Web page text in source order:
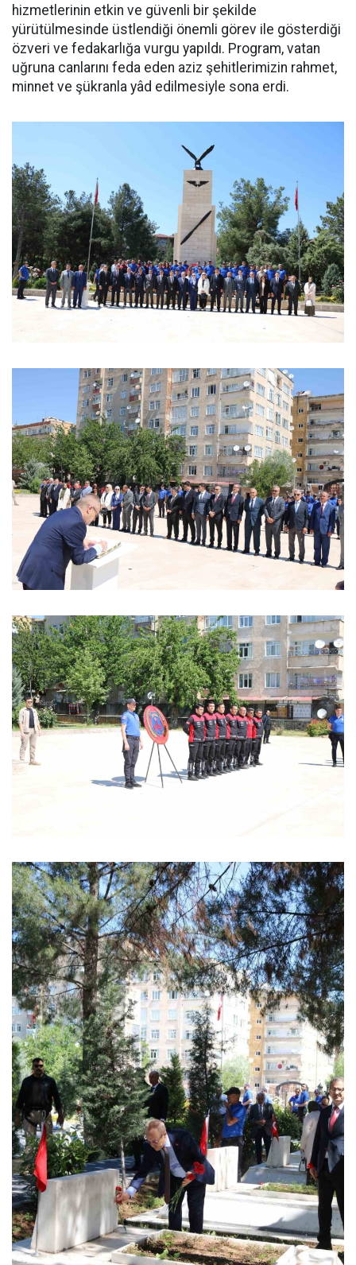
hizmetlerinin etkin ve güvenli bir şekilde
yürütülmesinde üstlendiği önemli görev ile gösterdiği
özveri ve fedakarlığa vurgu yapıldı. Program, vatan
uğruna canlarını feda eden aziz şehitlerimizin rahmet,
minnet ve şükranla yâd edilmesiyle sona erdi.